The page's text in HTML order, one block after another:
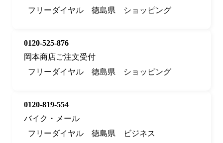
フリーダイヤル
徳島県 ショッピング
0120-525-876
岡本商店ご注文受付
フリーダイヤル
徳島県 ショッピング
0120-819-554
バイク・メール
フリーダイヤル
徳島県 ビジネス